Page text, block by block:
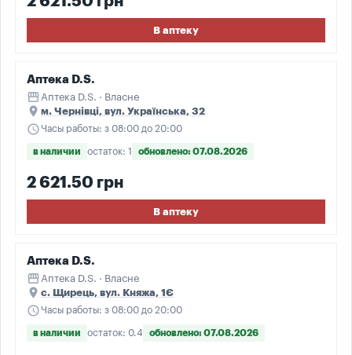
В аптеку
Аптека D.S.
storefront Аптека D.S. · Власне
place м. Чернівці, вул. Українська, 32
scheduleЧасы работы: з 08:00 до 20:00
в наличии остаток: 1 обновлено: 07.08.2026
2 621.50 грн
В аптеку
Аптека D.S.
storefront Аптека D.S. · Власне
place с. Щирець, вул. Княжа, 1Є
scheduleЧасы работы: з 08:00 до 20:00
в наличии остаток: 0.4 обновлено: 07.08.2026